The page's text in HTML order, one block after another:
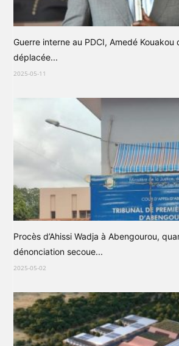
Guerre interne au PDCI, Amedé Kouakou
déplacée...
2025-05-11
Procès d’Ahissi Wadja à Abengourou,
dénonciation secoue...
2025-05-02